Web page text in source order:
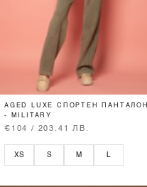
AGED LUXE СПОРТЕН ПАНТАЛОН
- MILITARY
€104 / 203.41 ЛВ.
XS S M